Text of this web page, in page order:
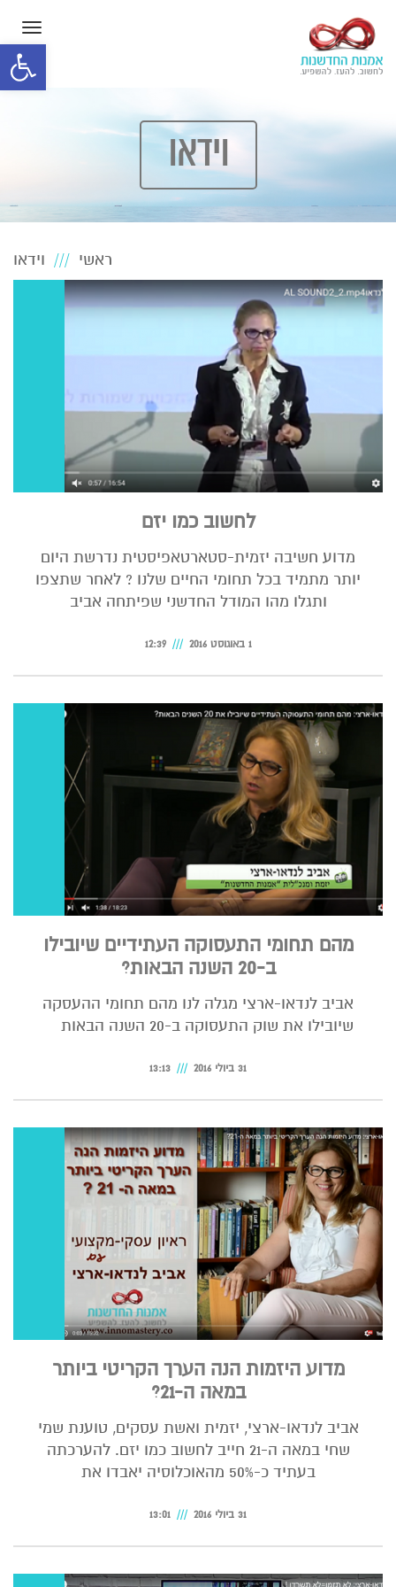
פתח
וידאו
ראשי וידאו
לחשוב כמו יזם
מדוע חשיבה יזמית-סטארטאפיסטית נדרשת היום
יותר מתמיד בכל תחומי החיים שלנו ? לאחר שתצפו
ותגלו מהו המודל החדשני שפיתחה אביב
1 באוגוסט 2016 12:39
מהם תחומי התעסוקה העתידיים שיובילו
ב-20 השנה הבאות?
אביב לנדאו-ארצי מגלה לנו מהם תחומי ההעסקה
שיובילו את שוק התעסוקה ב-20 השנה הבאות
31 ביולי 2016 13:13
מדוע היזמות הנה הערך הקריטי ביותר
במאה ה-21?
אביב לנדאו-ארצי, יזמית ואשת עסקים, טוענת שמי
שחי במאה ה-21 חייב לחשוב כמו יזם. להערכתה
בעתיד כ-50% מהאוכלוסיה יאבדו את
31 ביולי 2016 13:01